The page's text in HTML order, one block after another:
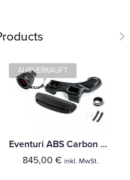
AUSVERKAUFT
Eventuri ABS Carbon Ansaugsystem für Mini F60 Countryman S/JCW
845,00 € inkl. MwSt.